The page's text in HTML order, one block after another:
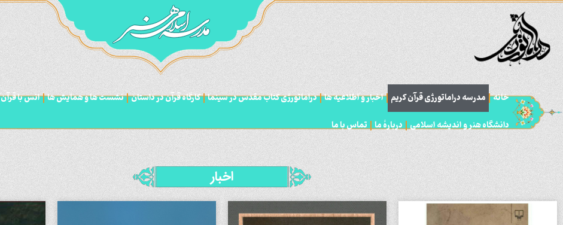
خانه مدرسه دراماتورژی قرآن کریم اخبار و اطلاعیه ها دراماتورژی کتاب مقدس در سینما کارگاه قرآن در داستان نشست ها و همایش ها انس با قرآن
دانشگاه هنر و اندیشه اسلامی دربارۀ ما تماس با ما
اخبار